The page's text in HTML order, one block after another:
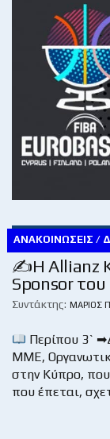
ΑΝΑΚΟΙΝΏΣΕΙΣ /
✍H Allianz
Sponsor
Συντάκτης: ΜΆΡΙΟΣ
Περίπου 3`
ΜΜΕ,
στην Κύπρο,
που έπεται,